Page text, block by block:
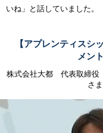
いね」と話していました。
【アプレンティスシ
メント
株式会社大都 代表取締役
さま